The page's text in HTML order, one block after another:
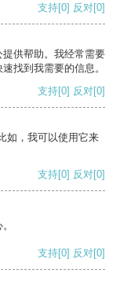
支持[0] 反对[0]
供帮助。我经常需要
找到我需要的信息。
支持[0] 反对[0]
如，我可以使用它来
支持[0] 反对[0]
支持[0] 反对[0]